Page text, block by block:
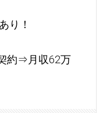
り！
約⇒月収62万